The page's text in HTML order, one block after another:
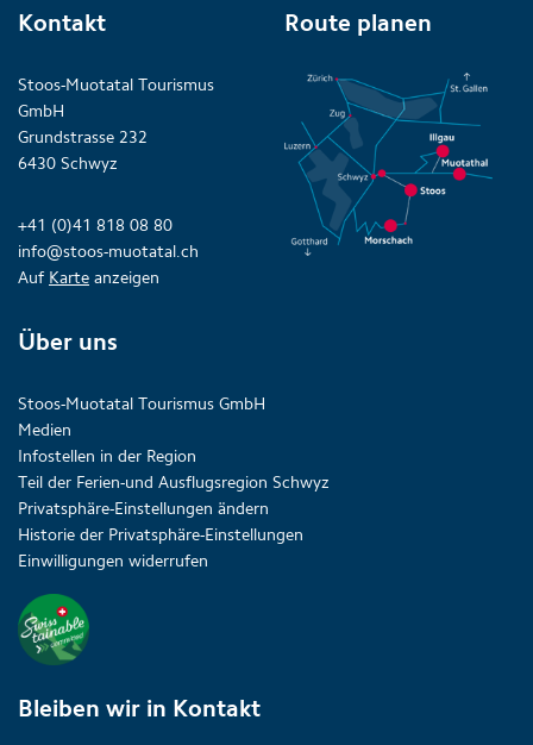
Kontakt
Stoos-Muotatal Tourismus
GmbH
Grundstrasse 232
6430 Schwyz
+41 (0)41 818 08 80
info@stoos-muotatal.ch
Auf Karte anzeigen
Route planen
Über uns
Stoos-Muotatal Tourismus GmbH
Medien
Infostellen in der Region
Teil der Ferien-und Ausflugsregion Schwyz
Privatsphäre-Einstellungen ändern
Historie der Privatsphäre-Einstellungen
Einwilligungen widerrufen
Bleiben wir in Kontakt